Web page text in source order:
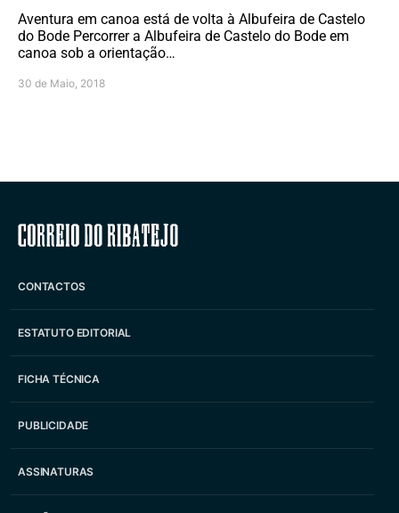
Aventura em canoa está de volta à Albufeira de Castelo
do Bode Percorrer a Albufeira de Castelo do Bode em
canoa sob a orientação…
30 de Maio, 2018
Correio do Ribatejo
CONTACTOS
ESTATUTO EDITORIAL
FICHA TÉCNICA
PUBLICIDADE
ASSINATURAS